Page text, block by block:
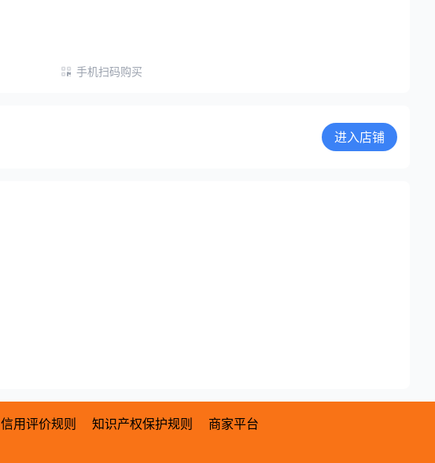
手机扫码购买
进入店铺
信用评价规则 知识产权保护规则 商家平台